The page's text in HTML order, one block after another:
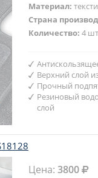
Материал:
Страна
Количество:4
Верхний слой
Прочный
Резиновый
слой
Цена:3800